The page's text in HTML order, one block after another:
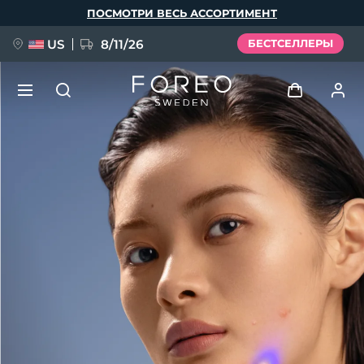
ПОСМОТРИ ВЕСЬ АССОРТИМЕНТ
US 8/11/26 БЕСТСЕЛЛЕРЫ
Войти
Профиль пользователя
Мои приборы
Мои заказы
Мои адреса
Мои подписки
НОВИНКА
FAQ™ Pure Beauty-Tech Elixir
BREAKING NEWS
issa™ Teeth Whitening Set
Deutsch
Español
Italiano
Svenska
简体中文 繁體中文